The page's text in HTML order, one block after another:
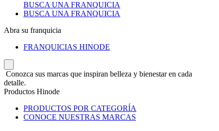
BUSCA UNA FRANQUICIA
BUSCA UNA FRANQUICIA
Abra su franquicia
FRANQUICIAS HINODE
Conozca sus marcas que inspiran belleza y bienestar en cada
detalle.
Productos Hinode
PRODUCTOS POR CATEGORÍA
CONOCE NUESTRAS MARCAS